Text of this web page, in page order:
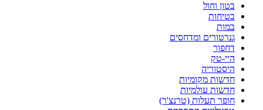
בטון וחול
בטיחות
במות
גנרטורים ומדחסים
דחפור
היי-טק
היסטוריה
חדשות מקומיות
חדשות עולמיות
חופר תעלות (טרנצ'ר)